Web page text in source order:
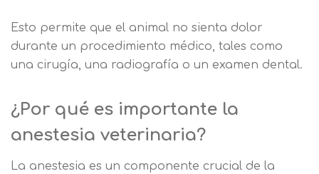
Esto permite que el animal no sienta dolor
durante un procedimiento médico, tales como
una cirugía, una radiografía o un examen dental.
¿Por qué es importante la
anestesia veterinaria?
La anestesia es un componente crucial de la